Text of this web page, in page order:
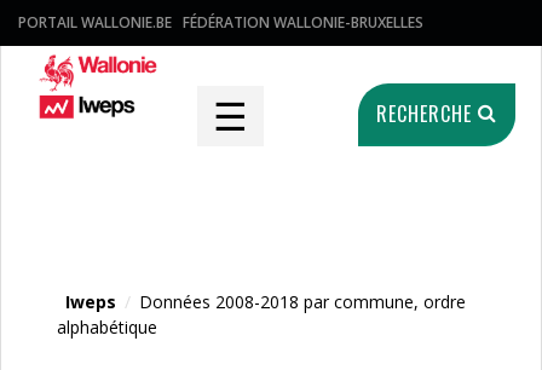
PORTAIL WALLONIE.BE FÉDÉRATION WALLONIE-BRUXELLES
☰ RECHERCHE
Iweps / Données 2008-2018 par commune, ordre
alphabétique